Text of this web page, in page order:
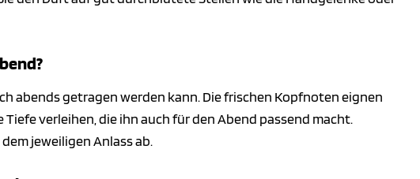
abends getragen werden kann. Die frischen Kopfnoten eignen
verleihen, die ihn auch für den Abend passend macht.
jeweiligen Anlass ab.